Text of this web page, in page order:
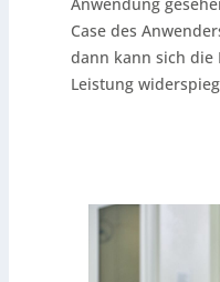
Case des
dann kann sich
Leistung